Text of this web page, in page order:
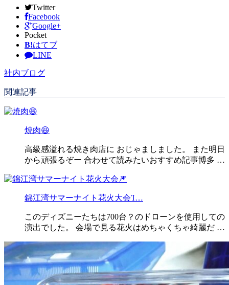
Twitter
Facebook
Google+
Pocket
B!はてブ
LINE
社内ブログ
関連記事
焼肉😆
高級感溢れる焼き肉店に おじゃましました。 また明日
から頑張るぞー 合わせて読みたいおすすめ記事博多 …
錦江湾サマーナイト花火大会Ἰ…
このディズニーたちは700台？のドローンを使用しての
演出でした。 会場で見る花火はめちゃくちゃ綺麗だ …